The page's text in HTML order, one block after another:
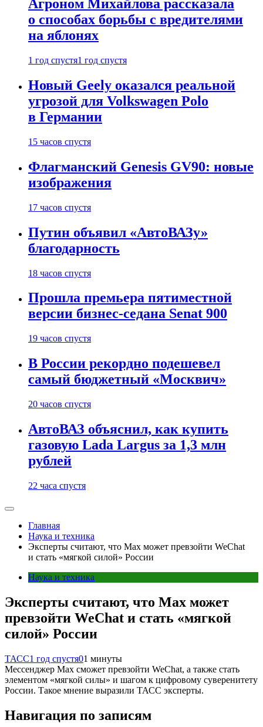
Агроном Михайлова рассказала
о способах борьбы с вредителями
на яблонях
1 год спустя1 год спустя
Новый Geely оказался реальной
угрозой для Volkswagen Polo
в Германии
15 часов спустя
Флагманский Genesis GV90: новые
изображения
17 часов спустя
Путин объявил «АвтоВАЗу»
благодарность
18 часов спустя
Прошла премьера пятиместной
версии бизнес-седана Senat 900
19 часов спустя
В России рекордно подешевел
самый бюджетный «Москвич»
20 часов спустя
АвтоВАЗ объяснил, как купить
газовую Lada Largus за 1,3 млн
рублей
22 часа спустя
Главная
Наука и техника
Эксперты считают, что Max может превзойти WeChat
и стать «мягкой силой» России
Наука и техника
Эксперты считают, что Max может
превзойти WeChat и стать «мягкой
силой» России
ТАСС1 год спустя01 минуты
Мессенджер Max сможет превзойти WeChat, а также стать
элементом «мягкой силы» и шагом к цифровому суверенитету
России. Такое мнение выразили ТАСС эксперты.
Навигация по записям